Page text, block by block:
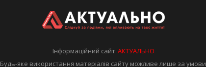
Інформаційний сайтАКТУАЛЬНО
Будь-яке використання матеріалів сайту можливе лише за умови